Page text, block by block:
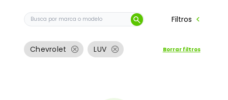
Buscar auto por marca o modelo
search Filtros chevron_left
Chevrolet cancel LUV cancel Borrar filtros